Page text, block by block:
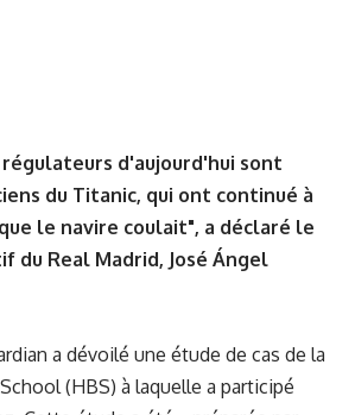
régulateurs d'aujourd'hui sont
du Titanic, qui ont continué à
le navire coulait", a déclaré le
du Real Madrid, José Ángel
a dévoilé une étude de cas de la
(HBS) à laquelle a participé